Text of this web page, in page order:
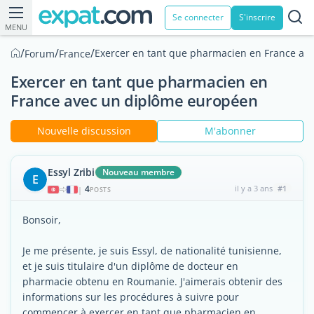
MENU
Se connecter S'inscrire
/Forum/France/Exercer en tant que pharmacien en France
Exercer en tant que pharmacien en
France avec un diplôme européen
Nouvelle discussion M'abonner
E Essyl Zribi Nouveau membre
| 4POSTS il y a 3 ans #1
Bonsoir,
Je me présente, je suis Essyl, de nationalité tunisienne,
et je suis titulaire d'un diplôme de docteur en
pharmacie obtenu en Roumanie. J'aimerais obtenir des
informations sur les procédures à suivre pour